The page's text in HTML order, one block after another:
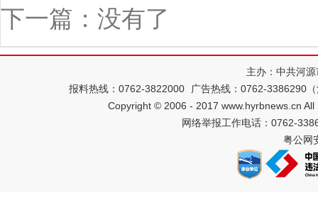
下一篇：没有了